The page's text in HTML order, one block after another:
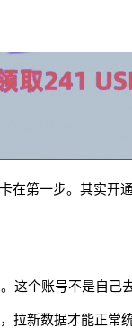
在第一步。其实开
这个账号不是自己
拉新数据才能正常